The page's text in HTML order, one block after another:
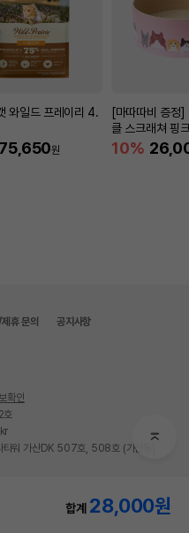
와일드 프레이리 4.
75,650원
[마따따비 증정]
클 스크래쳐 핑
10%
합계 28,000원
휴 문의 공지사항
확인
호
타워 가산DK 507호, 508호 (가산동)